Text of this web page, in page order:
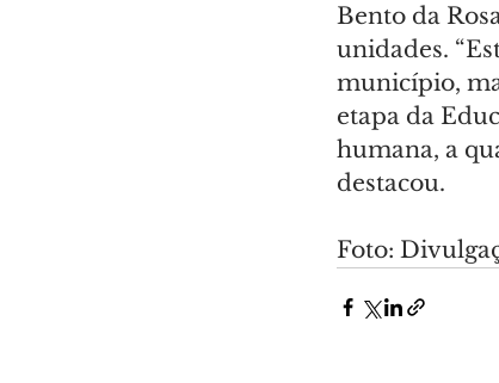
Bento da
unidades.
município,
etapa da
humana, a
destacou.
Foto: